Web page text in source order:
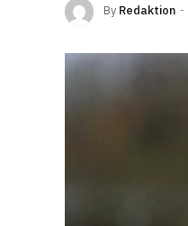
By Redaktion